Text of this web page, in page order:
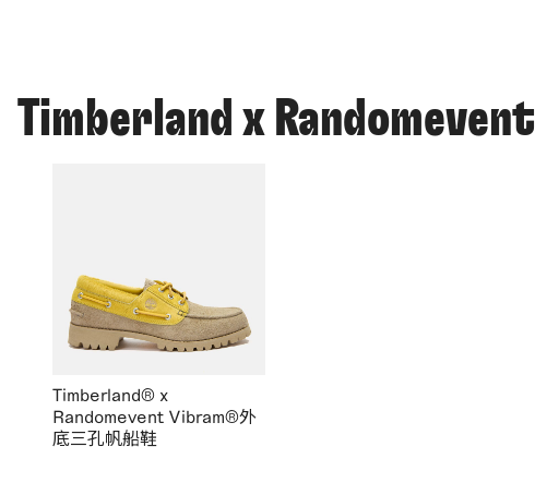
Timberland x Randomevent
Timberland® x
Randomevent Vibram®外
底三孔帆船鞋